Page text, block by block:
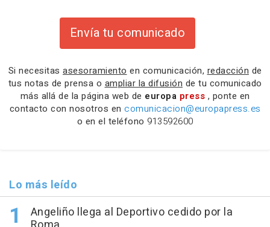
Envía tu comunicado
Si necesitas asesoramiento en comunicación, redacción de
tus notas de prensa o ampliar la difusión de tu comunicado
más allá de la página web de europa press , ponte en
contacto con nosotros en comunicacion@europapress.es
o en el teléfono 913592600
Lo más leído
Angeliño llega al Deportivo cedido por la